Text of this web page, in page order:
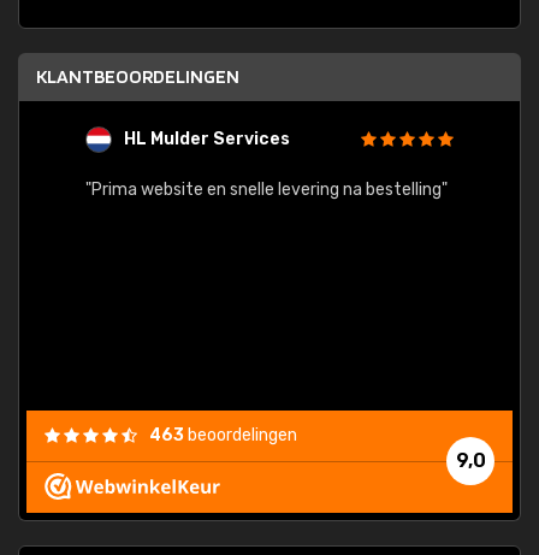
KLANTBEOORDELINGEN
HL Mulder Services
"Prima website en snelle levering na bestelling"
9,0
463 beoordelingen